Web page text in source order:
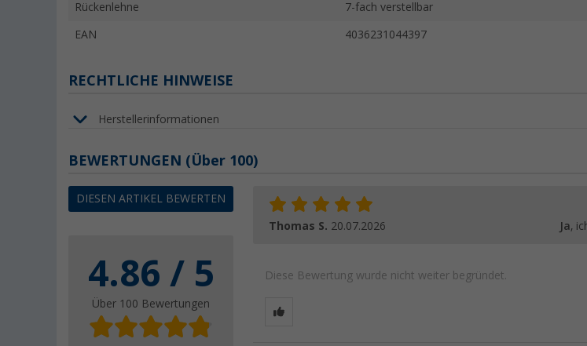
Rückenlehne 7-fach verstellbar
EAN 4036231044397
RECHTLICHE HINWEISE
Herstellerinformationen
BEWERTUNGEN (Über 100)
DIESEN ARTIKEL BEWERTEN
4.86 / 5
Über 100 Bewertungen
Thomas S. 20.07.2026 Ja,
Diese Bewertung wurde nicht weiter begründet.